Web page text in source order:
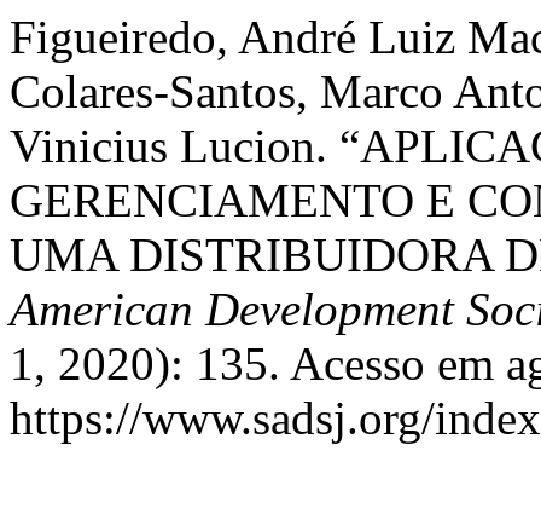
Figueiredo, André Luiz
Colares-Santos, Marco
Vinicius Lucion.
GERENCIAMENTO E
UMA DISTRIBUIDORA
American Development
1, 2020): 135. Acesso em
https://www.sadsj.org/